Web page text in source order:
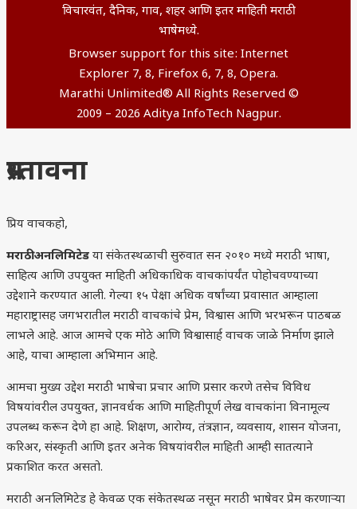
विचारवंत, दैनिक, गाव, शहर आणि इतर माहिती मराठी
भाषेमध्ये.
Browser support for this site: Internet
Explorer 7, 8, Firefox 6, 7, 8, Opera.
Marathi Unlimited® All Rights Reserved ©
2009 – 2026 Aditya InfoTech Nagpur.
प्रस्तावना
प्रिय वाचकहो,
मराठी अनलिमिटेड या संकेतस्थळाची सुरुवात सन २०१० मध्ये मराठी भाषा,
साहित्य आणि उपयुक्त माहिती अधिकाधिक वाचकांपर्यंत पोहोचवण्याच्या
उद्देशाने करण्यात आली. गेल्या १५ पेक्षा अधिक वर्षांच्या प्रवासात आम्हाला
महाराष्ट्रासह जगभरातील मराठी वाचकांचे प्रेम, विश्वास आणि भरभरून पाठबळ
लाभले आहे. आज आमचे एक मोठे आणि विश्वासार्ह वाचक जाळे निर्माण झाले
आहे, याचा आम्हाला अभिमान आहे.
आमचा मुख्य उद्देश मराठी भाषेचा प्रचार आणि प्रसार करणे तसेच विविध
विषयांवरील उपयुक्त, ज्ञानवर्धक आणि माहितीपूर्ण लेख वाचकांना विनामूल्य
उपलब्ध करून देणे हा आहे. शिक्षण, आरोग्य, तंत्रज्ञान, व्यवसाय, शासन योजना,
करिअर, संस्कृती आणि इतर अनेक विषयांवरील माहिती आम्ही सातत्याने
प्रकाशित करत असतो.
मराठी अनलिमिटेड हे केवळ एक संकेतस्थळ नसून मराठी भाषेवर प्रेम करणाऱ्या